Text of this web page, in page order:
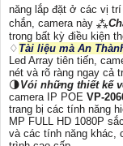
năng lắp đặt ở các vị
chắn, camera này ⁂
trong bất kỳ điều kiện
♢ Tài liệu mà An
Led Array tiên tiến,
nét và rõ ràng ngay cả
🌗Vói những thiết kế
camera IP POE VP-
trang bị các tính năng
MP FULL HD 1080P
và các tính năng khác,